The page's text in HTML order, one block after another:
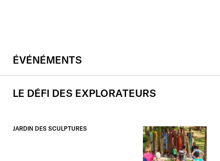
ÉVÉNÉMENTS
LE DÉFI DES EXPLORATEURS
JARDIN DES SCULPTURES